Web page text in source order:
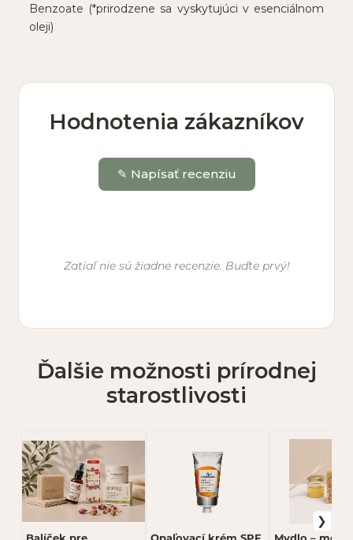
Benzoate (*prirodzene sa vyskytujúci v esenciálnom
oleji)
Hodnotenia zákazníkov
✎ Napísať recenziu
Hodnotenie *
★★★
Vaša recenzia *
Zatiaľ nie sú žiadne recenzie. Buďte prvý!
Ďalšie možnosti prírodnej
starostlivosti
Balíček pre Opaľovací krém SPF Mydlo – med a